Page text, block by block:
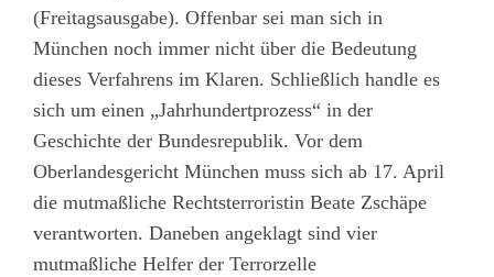
(Freitagsausgabe). Offenbar sei man sich in
München noch immer nicht über die Bedeutung
dieses Verfahrens im Klaren. Schließlich handle es
sich um einen „Jahrhundertprozess“ in der
Geschichte der Bundesrepublik. Vor dem
Oberlandesgericht München muss sich ab 17. April
die mutmaßliche Rechtsterroristin Beate Zschäpe
verantworten. Daneben angeklagt sind vier
mutmaßliche Helfer der Terrorzelle